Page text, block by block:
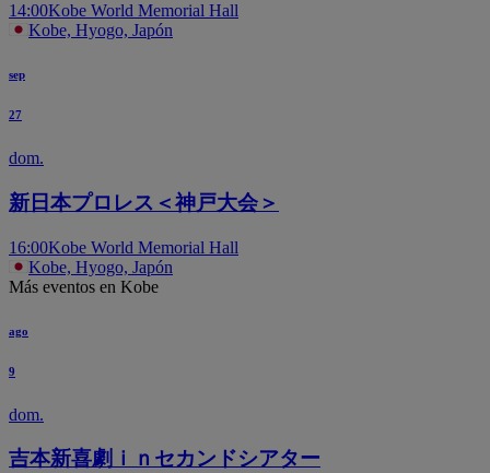
14:00Kobe World Memorial Hall
Kobe, Hyogo, Japón
sep
27
dom.
新日本プロレス＜神戸大会＞
16:00Kobe World Memorial Hall
Kobe, Hyogo, Japón
Más eventos en Kobe
ago
9
dom.
吉本新喜劇ｉｎセカンドシアター